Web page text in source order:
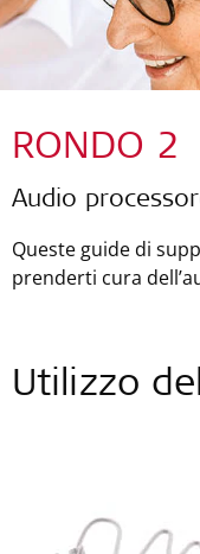
RONDO 2
Audio
Queste guide di
prenderti cura
Utilizzo